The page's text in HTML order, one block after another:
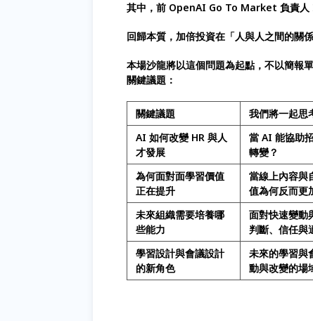
其中，前 OpenAI Go To Market 負責人
回歸本質，加倍投資在「人與人之間的關
本場沙龍將以這個問題為起點，不以簡報
關鍵議題：
關鍵議題
我們將一起思
AI 如何改變 HR 與人
才發展
當 AI 能協助
轉變？
為何面對面學習價值
正在提升
當線上內容與
值為何反而更
未來組織需要培養哪
些能力
面對快速變動
判斷、信任與
學習設計與會議設計
的新角色
未來的學習與
動與改變的場